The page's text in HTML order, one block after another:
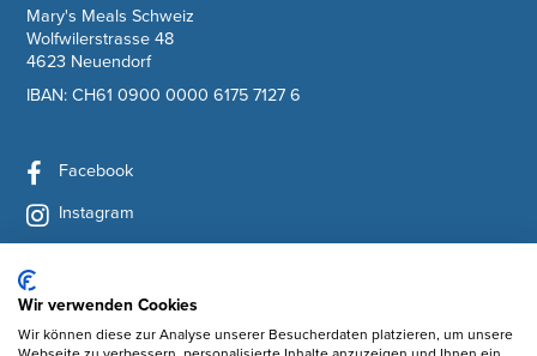
Mary's Meals Schweiz
Wolfwilerstrasse 48
4623 Neuendorf
IBAN: CH61 0900 0000 6175 7127 6
Facebook
Instagram
LinkedIn
Newsletter abonnieren
Wir verwenden Cookies
Wir können diese zur Analyse unserer Besucherdaten platzieren, um unsere